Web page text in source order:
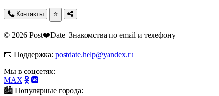
Контакты ⭐
© 2026 Post❤️Date. Знакомства по email и телефону
📧 Поддержка: postdate.help@yandex.ru
Мы в соцсетях:
MAX
🏙️ Популярные города: